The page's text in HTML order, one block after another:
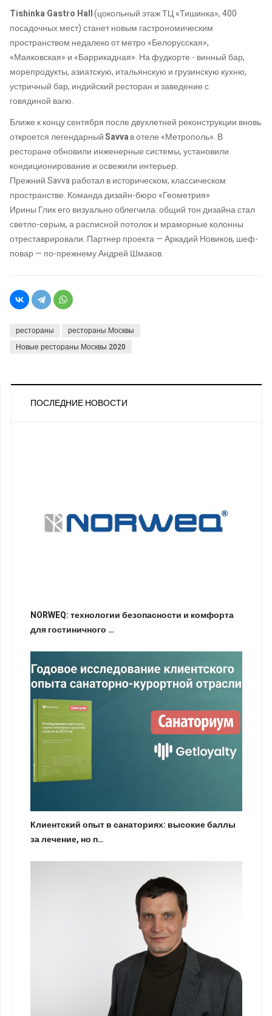
Tishinka Gastro Hall(цокольный этаж ТЦ «Тишинка», 400
посадочных мест)станет новым гастрономическим
пространством недалеко от метро «Белорусская»,
«Маяковская» и «Баррикадная». Нафудкорте - винный бар,
морепродукты, азиатскую, итальянскую и грузинскую кухню,
устричный бар, индийский ресторан и заведение с
говядиной вагю.
Ближе к концу сентября после двухлетней реконструкции вновь
откроется легендарныйSavvaв отеле «Метрополь». В
ресторане обновили инженерные системы, установили
кондиционирование и освежили интерьер.
ПрежнийSavvaработал в историческом, классическом
пространстве. Команда дизайн-бюро «Геометрия»
Ирины Гликего визуально облегчила: общий тон дизайна стал
светло-серым,арасписной потолок и мраморные колонны
отреставрировали. Партнер проекта — Аркадий Новиков, шеф-
повар — по-прежнему Андрей Шмаков.
рестораны
рестораны Москвы
Новые рестораны Москвы 2020
ПОСЛЕДНИЕ НОВОСТИ
NORWEQ: технологии безопасности и комфорта
для гостиничного …
Клиентский опыт в санаториях: высокие баллы
за лечение, но п…